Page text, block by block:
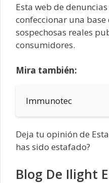
Esta web de
confeccionar una base
sospechosas reales
consumidores.
Mira también:
Immunotec
Deja tu opinión de
has sido estafado?
Blog De Ilight